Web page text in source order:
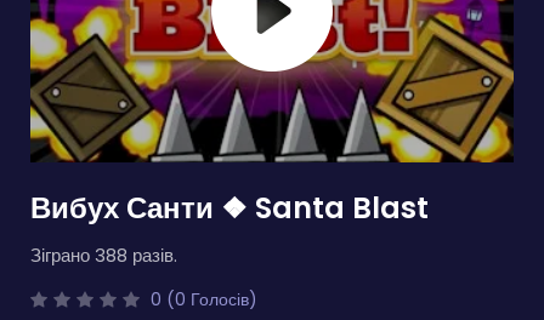
Вибух Санти ❖ Santa Blast
Зіграно 388 разів.
0 (0 Голосів)